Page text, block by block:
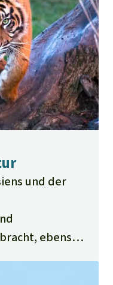
und der
ebenso
Oft sind es